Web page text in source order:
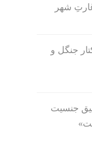
شهر
هکتار جنگل و
جنسیت